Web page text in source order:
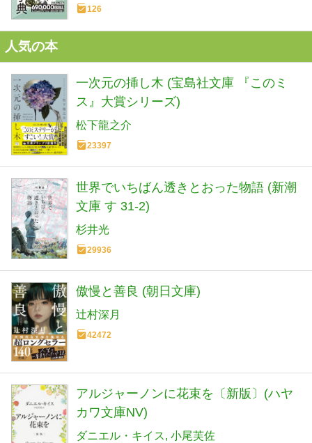
126
人気の本
一次元の挿し木 (宝島社文庫 『このミ
ス』大賞シリーズ)
松下龍之介
23397
世界でいちばん透きとおった物語 (新潮
文庫 す 31-2)
杉井光
29936
傲慢と善良 (朝日文庫)
辻村深月
42472
アルジャーノンに花束を〔新版〕(ハヤ
カワ文庫NV)
ダニエル・キイス 小尾芙佐